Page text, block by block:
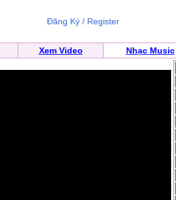
Đăng Ký / Register
Xem Video Nhạc Music